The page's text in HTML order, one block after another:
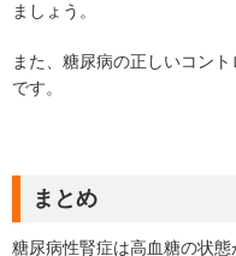
ましょう。
また、糖尿病の正しいコン
です。
まとめ
糖尿病性腎症は高血糖の状